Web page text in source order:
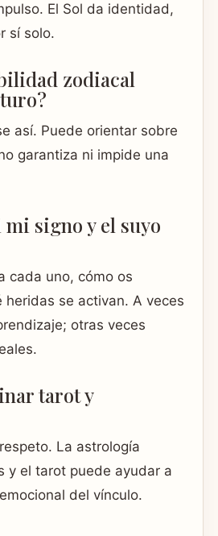
El Sol da identidad,
sí solo.
zodiacal
así. Puede orientar sobre
garantiza ni impide una
mi signo y el suyo
cada uno, cómo os
heridas se activan. A veces
otras veces
tarot y
La astrología
y el tarot puede ayudar a
del vínculo.